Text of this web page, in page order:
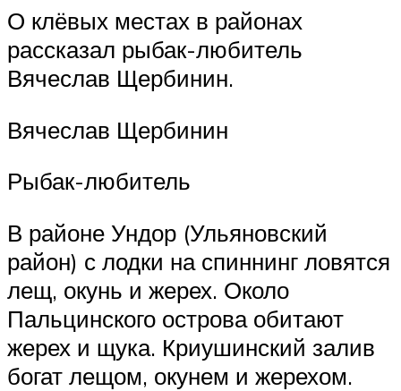
О клёвых местах в районах
рассказал рыбак-любитель
Вячеслав Щербинин.
Вячеслав Щербинин
Рыбак-любитель
В районе Ундор (Ульяновский
район) с лодки на спиннинг ловятся
лещ, окунь и жерех. Около
Пальцинского острова обитают
жерех и щука. Криушинский залив
богат лещом, окунем и жерехом.